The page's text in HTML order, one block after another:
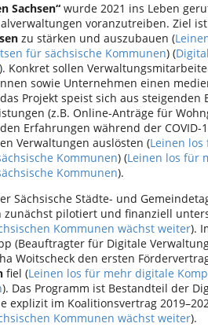
Sachsen“ wurde 2021 ins Leben
voranzutreiben. Ziel
zu stärken und auszubauen (
für sächsische Kommunen) (
). Konkret sollen
sowie Unternehmen einen
Projekt speist sich aus steigenden
(z.B. Online-Anträge für
Erfahrungen während der COVID-
Verwaltungen auslösten (Leinen
Kommunen) (Leinen los für
Kommunen).
Sächsische Städte- und
zunächst pilotiert und finanziell
Kommunen wächst weiter).
(Beauftragter für Digitale
Woitscheck den ersten
fiel (Leinen los für mehr digitale
). Das Programm ist Bestandteil der
explizit im Koalitionsvertrag
Kommunen wächst weiter).